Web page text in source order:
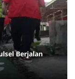
Berjalan